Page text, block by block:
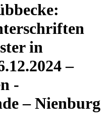
in
–
-
– Nienburg